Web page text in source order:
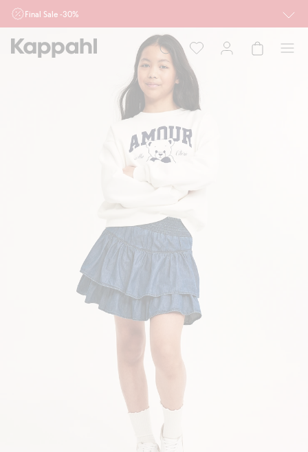
Final Sale -30%
Ważne przy zakupie min. 2 sztuk produktów włączonych w ofertę, również z
działu outlet do 10.8 w sklepach Kappahl i Newbie oraz na kappahl.com. Ofert
nie łączymy
Dziecko